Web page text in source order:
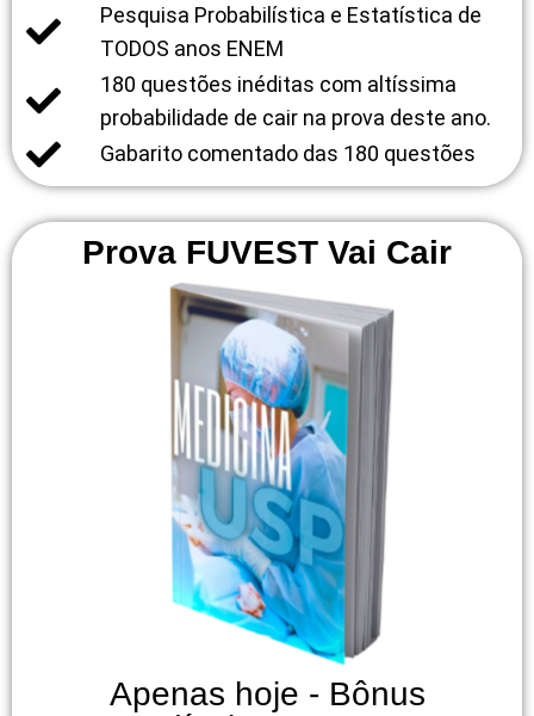
Pesquisa Probabilística e Estatística de
TODOS anos ENEM
180 questões inéditas com altíssima
probabilidade de cair na prova deste ano.
Gabarito comentado das 180 questões
Prova FUVEST Vai Cair
Apenas hoje - Bônus